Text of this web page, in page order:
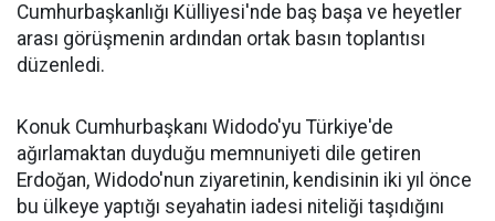
Cumhurbaşkanlığı Külliyesi'nde baş başa ve heyetler
arası görüşmenin ardından ortak basın toplantısı
düzenledi.
Konuk Cumhurbaşkanı Widodo'yu Türkiye'de
ağırlamaktan duyduğu memnuniyeti dile getiren
Erdoğan, Widodo'nun ziyaretinin, kendisinin iki yıl önce
bu ülkeye yaptığı seyahatin iadesi niteliği taşıdığını